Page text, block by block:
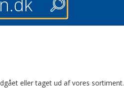
Søg
eller taget ud af vores sortiment.